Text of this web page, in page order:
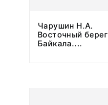
Чарушин Н.А.
Восточный берег
Байкала....